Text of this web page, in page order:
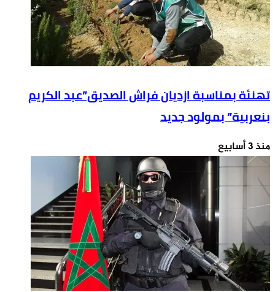
والصيد
البحري
تهنئة بمناسبة ازديان فراش الصديق”عبد الكريم
بنعربية” بمولود جديد
منذ 3 أسابيع